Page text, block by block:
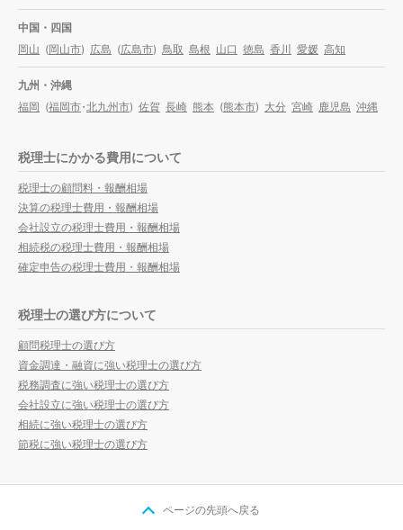
中国・四国
岡山 (岡山市) 広島 (広島市) 鳥取 島根 山口 徳島 香川 愛媛 高知
九州・沖縄
福岡 (福岡市・北九州市) 佐賀 長崎 熊本 (熊本市) 大分 宮崎 鹿児島 沖縄
税理士にかかる費用について
税理士の顧問料・報酬相場
決算の税理士費用・報酬相場
会社設立の税理士費用・報酬相場
相続税の税理士費用・報酬相場
確定申告の税理士費用・報酬相場
税理士の選び方について
顧問税理士の選び方
資金調達・融資に強い税理士の選び方
税務調査に強い税理士の選び方
会社設立に強い税理士の選び方
相続に強い税理士の選び方
節税に強い税理士の選び方
ページの先頭へ戻る